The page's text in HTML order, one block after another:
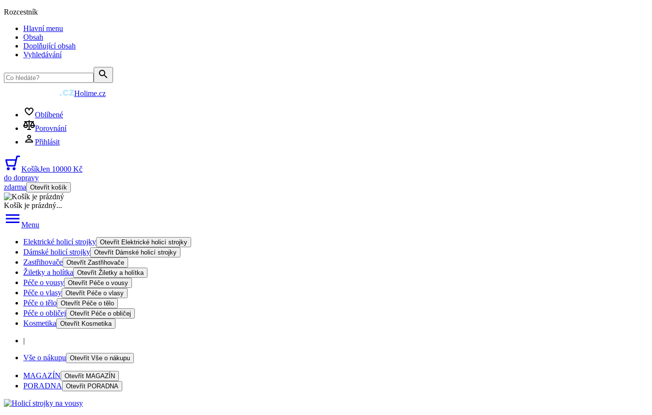
Rozcestník
Hlavní menu
Obsah
Doplňující obsah
Vyhledávání
Holime.cz
Oblíbené
Porovnání
Přihlásit
KošíkJen 10000 Kč
do dopravy
zdarma Otevřít košík
Košík je prázdný...
Menu
Elektrické holicí strojky Otevřít Elektrické holicí strojky
Dámské holicí strojky Otevřít Dámské holicí strojky
Zastřihovače Otevřít Zastřihovače
Žiletky a holítka Otevřít Žiletky a holítka
Péče o vousy Otevřít Péče o vousy
Péče o vlasy Otevřít Péče o vlasy
Péče o tělo Otevřít Péče o tělo
Péče o obličej Otevřít Péče o obličej
Kosmetika Otevřít Kosmetika
|
Vše o nákupu Otevřít Vše o nákupu
MAGAZÍN Otevřít MAGAZÍN
PORADNA Otevřít PORADNA